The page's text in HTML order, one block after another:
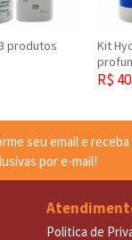
produtos
Kit
R$
seu email e
por e-mail!
Politica de